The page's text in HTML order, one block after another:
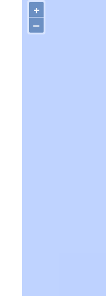
+
–